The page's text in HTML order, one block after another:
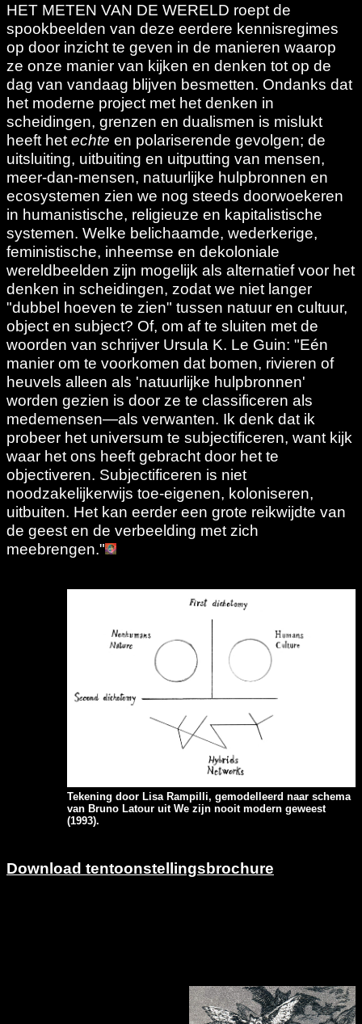
HET METEN VAN DE WERELD roept de
spookbeelden van deze eerdere kennisregimes
op door inzicht te geven in de manieren waarop
ze onze manier van kijken en denken tot op de
dag van vandaag blijven besmetten. Ondanks dat
het moderne project met het denken in
scheidingen, grenzen en dualismen is mislukt
heeft het echte en polariserende gevolgen; de
uitsluiting, uitbuiting en uitputting van mensen,
meer-dan-mensen, natuurlijke hulpbronnen en
ecosystemen zien we nog steeds doorwoekeren
in humanistische, religieuze en kapitalistische
systemen. Welke belichaamde, wederkerige,
feministische, inheemse en dekoloniale
wereldbeelden zijn mogelijk als alternatief voor het
denken in scheidingen, zodat we niet langer
"dubbel hoeven te zien" tussen natuur en cultuur,
object en subject? Of, om af te sluiten met de
woorden van schrijver Ursula K. Le Guin: "Eén
manier om te voorkomen dat bomen, rivieren of
heuvels alleen als 'natuurlijke hulpbronnen'
worden gezien is door ze te classificeren als
medemensen—als verwanten. Ik denk dat ik
probeer het universum te subjectificeren, want kijk
waar het ons heeft gebracht door het te
objectiveren. Subjectificeren is niet
noodzakelijkerwijs toe-eigenen, koloniseren,
uitbuiten. Het kan eerder een grote reikwijdte van
de geest en de verbeelding met zich
meebrengen."
Tekening door Lisa Rampilli, gemodelleerd naar schema
van Bruno Latour uit We zijn nooit modern geweest
(1993).
Download tentoonstellingsbrochure